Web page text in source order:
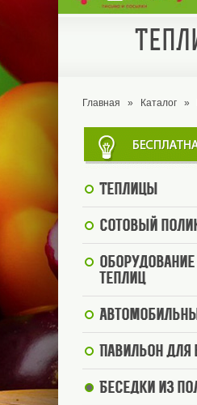
Главная » Каталог »
Теплицы
Сотовый
теплиц
Павильон для
Беседки из